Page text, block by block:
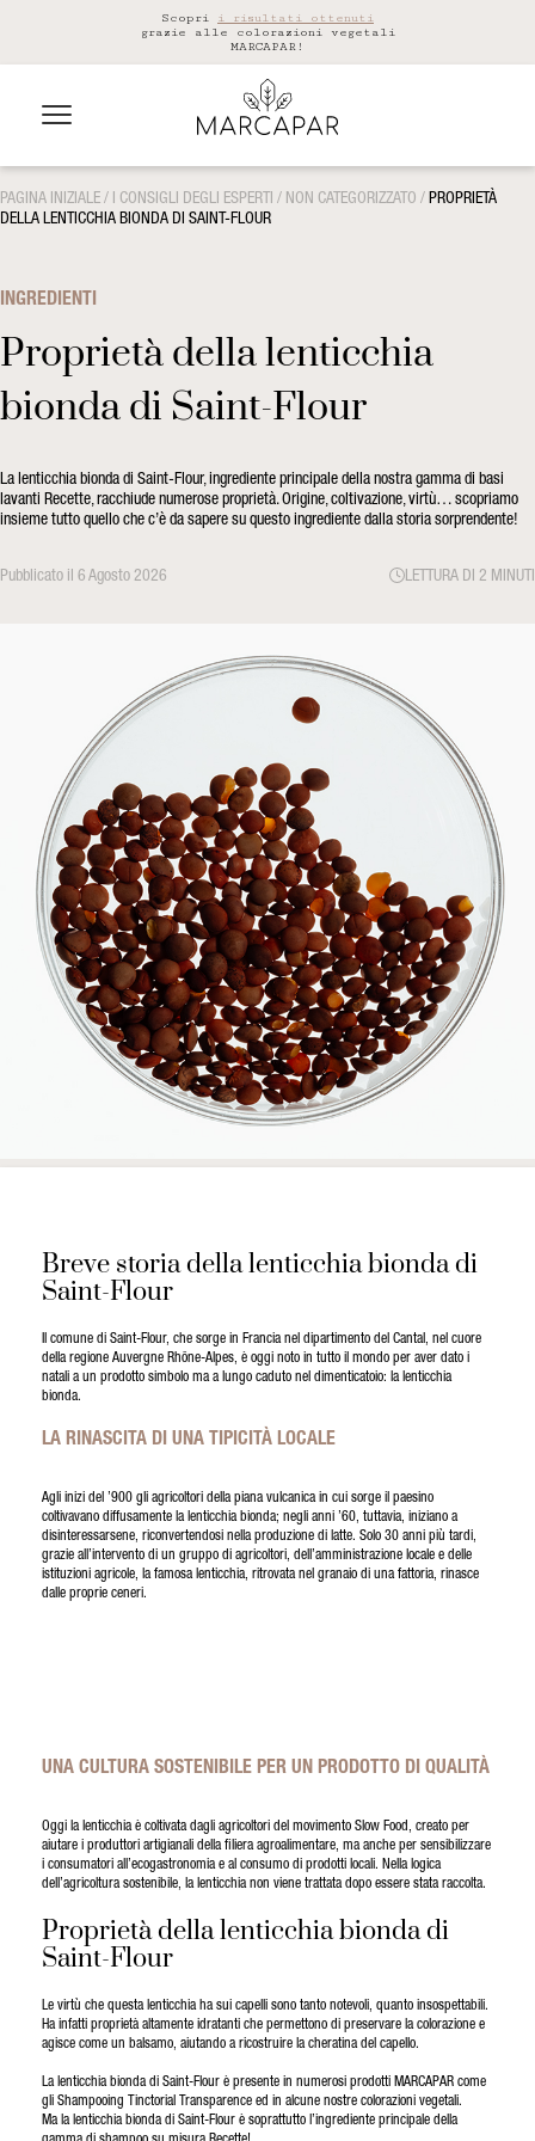
Scopri i risultati ottenuti
grazie alle colorazioni vegetali
MARCAPAR!
PAGINA INIZIALE / I CONSIGLI DEGLI ESPERTI / NON CATEGORIZZATO / PROPRIETÀ
DELLA LENTICCHIA BIONDA DI SAINT-FLOUR
INGREDIENTI
Proprietà della lenticchia
bionda di Saint-Flour
La lenticchia bionda di Saint-Flour, ingrediente principale della nostra gamma di basi
lavanti Recette, racchiude numerose proprietà. Origine, coltivazione, virtù… scopriamo
insieme tutto quello che c’è da sapere su questo ingrediente dalla storia sorprendente!
Pubblicato il 6 Agosto 2026 LETTURA DI 2 MINUTI
Breve storia della lenticchia bionda di
Saint-Flour
Il comune di Saint-Flour, che sorge in Francia nel dipartimento del Cantal, nel cuore
della regione Auvergne Rhône-Alpes, è oggi noto in tutto il mondo per aver dato i
natali a un prodotto simbolo ma a lungo caduto nel dimenticatoio: la lenticchia
bionda.
LA RINASCITA DI UNA TIPICITÀ LOCALE
Agli inizi del ’900 gli agricoltori della piana vulcanica in cui sorge il paesino
coltivavano diffusamente la lenticchia bionda; negli anni ’60, tuttavia, iniziano a
disinteressarsene, riconvertendosi nella produzione di latte. Solo 30 anni più tardi,
grazie all’intervento di un gruppo di agricoltori, dell’amministrazione locale e delle
istituzioni agricole, la famosa lenticchia, ritrovata nel granaio di una fattoria, rinasce
dalle proprie ceneri.
UNA CULTURA SOSTENIBILE PER UN PRODOTTO DI QUALITÀ
Oggi la lenticchia è coltivata dagli agricoltori del movimento Slow Food, creato per
aiutare i produttori artigianali della filiera agroalimentare, ma anche per sensibilizzare
i consumatori all’ecogastronomia e al consumo di prodotti locali. Nella logica
dell’agricoltura sostenibile, la lenticchia non viene trattata dopo essere stata raccolta.
Proprietà della lenticchia bionda di
Saint-Flour
Le virtù che questa lenticchia ha sui capelli sono tanto notevoli, quanto insospettabili.
Ha infatti proprietà altamente idratanti che permettono di preservare la colorazione e
agisce come un balsamo, aiutando a ricostruire la cheratina del capello.
La lenticchia bionda di Saint-Flour è presente in numerosi prodotti MARCAPAR come
gli Shampooing Tinctorial Transparence ed in alcune nostre colorazioni vegetali.
Ma la lenticchia bionda di Saint-Flour è soprattutto l’ingrediente principale della